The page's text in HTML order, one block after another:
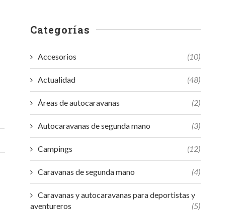
Categorías
Accesorios (10)
Actualidad (48)
Áreas de autocaravanas (2)
Autocaravanas de segunda mano (3)
Campings (12)
Caravanas de segunda mano (4)
Caravanas y autocaravanas para deportistas y
aventureros
(5)